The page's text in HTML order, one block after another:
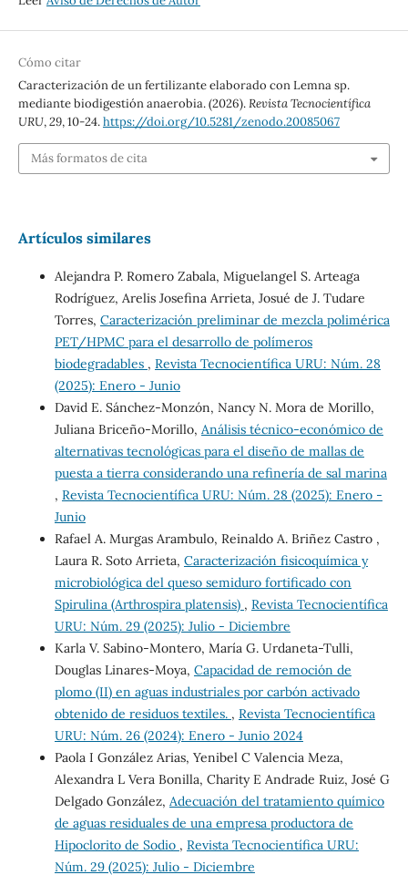
Cómo citar
Caracterización de un fertilizante elaborado con Lemna sp.
mediante biodigestión anaerobia. (2026).Revista Tecnocientífica
URU,29, 10-24.https://doi.org/10.5281/zenodo.20085067
Más formatos de cita
Artículos similares
Alejandra P. Romero Zabala, Miguelangel S. Arteaga
Rodríguez, Arelis Josefina Arrieta, Josué de J. Tudare
Torres, Caracterización preliminar de mezcla polimérica
PET/HPMC para el desarrollo de polímeros
biodegradables , Revista Tecnocientífica URU: Núm. 28
(2025): Enero - Junio
David E. Sánchez-Monzón, Nancy N. Mora de Morillo,
Juliana Briceño-Morillo, Análisis técnico-económico de
alternativas tecnológicas para el diseño de mallas de
puesta a tierra considerando una refinería de sal marina
, Revista Tecnocientífica URU: Núm. 28 (2025): Enero -
Junio
Rafael A. Murgas Arambulo, Reinaldo A. Briñez Castro ,
Laura R. Soto Arrieta, Caracterización fisicoquímica y
microbiológica del queso semiduro fortificado con
Spirulina (Arthrospira platensis) , Revista Tecnocientífica
URU: Núm. 29 (2025): Julio - Diciembre
Karla V. Sabino-Montero, María G. Urdaneta-Tulli,
Douglas Linares-Moya, Capacidad de remoción de
plomo (II) en aguas industriales por carbón activado
obtenido de residuos textiles. , Revista Tecnocientífica
URU: Núm. 26 (2024): Enero - Junio 2024
Paola I González Arias, Yenibel C Valencia Meza,
Alexandra L Vera Bonilla, Charity E Andrade Ruiz, José G
Delgado González, Adecuación del tratamiento químico
de aguas residuales de una empresa productora de
Hipoclorito de Sodio , Revista Tecnocientífica URU:
Núm. 29 (2025): Julio - Diciembre